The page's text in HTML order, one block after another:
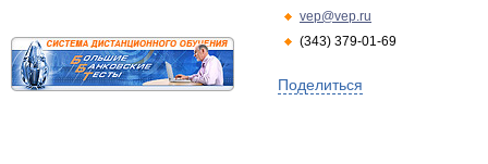
vep@vep.ru
(343) 379-01-69
Поделиться